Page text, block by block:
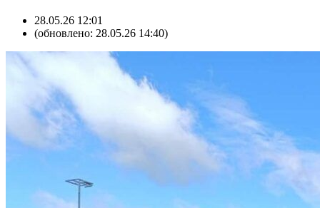
28.05.26 12:01
(обновлено: 28.05.26 14:40)